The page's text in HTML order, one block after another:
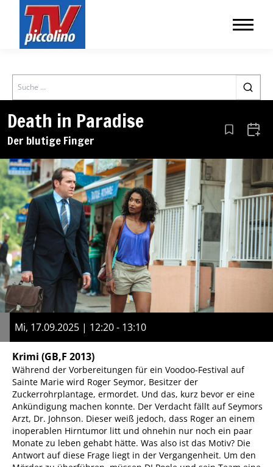
Search
Death in Paradise
Der blutige Finger Aus den
Mi, 17.09.2025 | 12:20 - 13:10
Krimi (GB,F 2013)
Während der Vorbereitungen für ein Voodoo-Festival auf
Sainte Marie wird Roger Seymor, Besitzer der
Zuckerrohrplantage, ermordet. Und das, kurz bevor er eine
Ankündigung machen konnte. Der Verdacht fällt auf Seymors
Arzt, Dr. Johnson. Dieser weiß jedoch, dass Roger an einem
inoperablen Hirntumor litt und ohnehin nur noch ein paar
Monate zu leben gehabt hätte. Was also ist das Motiv? Die
Antwort auf diese Frage liegt in der Vergangenheit. Um den